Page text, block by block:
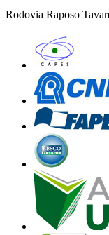
Rodovia Raposo